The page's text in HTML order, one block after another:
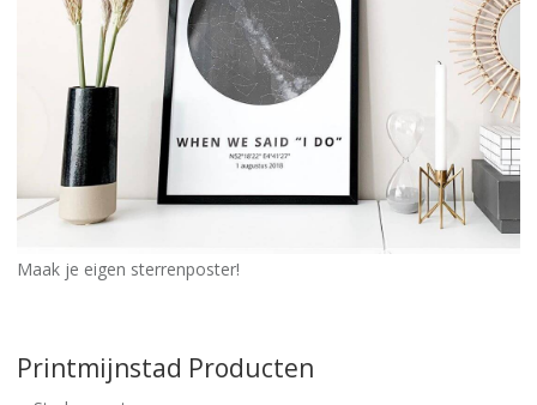
Maak je eigen sterrenposter!
Printmijnstad Producten